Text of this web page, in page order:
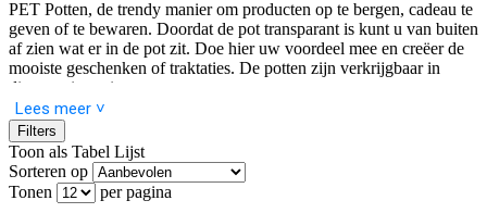
PET Potten, de trendy manier om producten op te bergen, cadeau te
geven of te bewaren. Doordat de pot transparant is kunt u van buiten
af zien wat er in de pot zit. Doe hier uw voordeel mee en creëer de
mooiste geschenken of traktaties. De potten zijn verkrijgbaar in
diverse uitvoeringen en maten.
De potten zijn gemaakt van polyethyleen en zijn daardoor ook zeer
geschikt voor (droge) voedingswaren, ijs en drank met een
alcoholpercentage tussen 6 en 20%. Echter kunt u de potten niet
gebruiken in de oven of magnetron. Alleen te gebruiken tussen -25
tot 69 graden.
Lees meer ˅
Filters
Toon als Tabel Lijst
Sorteren op
Tonen
per pagina